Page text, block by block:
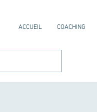
ACCUEIL COACHING